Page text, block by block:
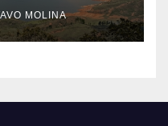
MOLINA